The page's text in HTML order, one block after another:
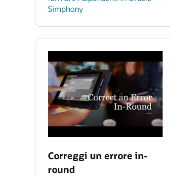
Simphony
Correggi un errore in-
round